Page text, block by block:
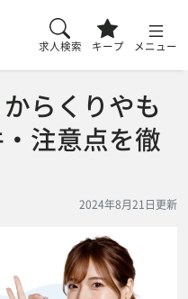
求人検索 キープ メニュー
らくりやも
注意点を徹
2024年8月21日更新